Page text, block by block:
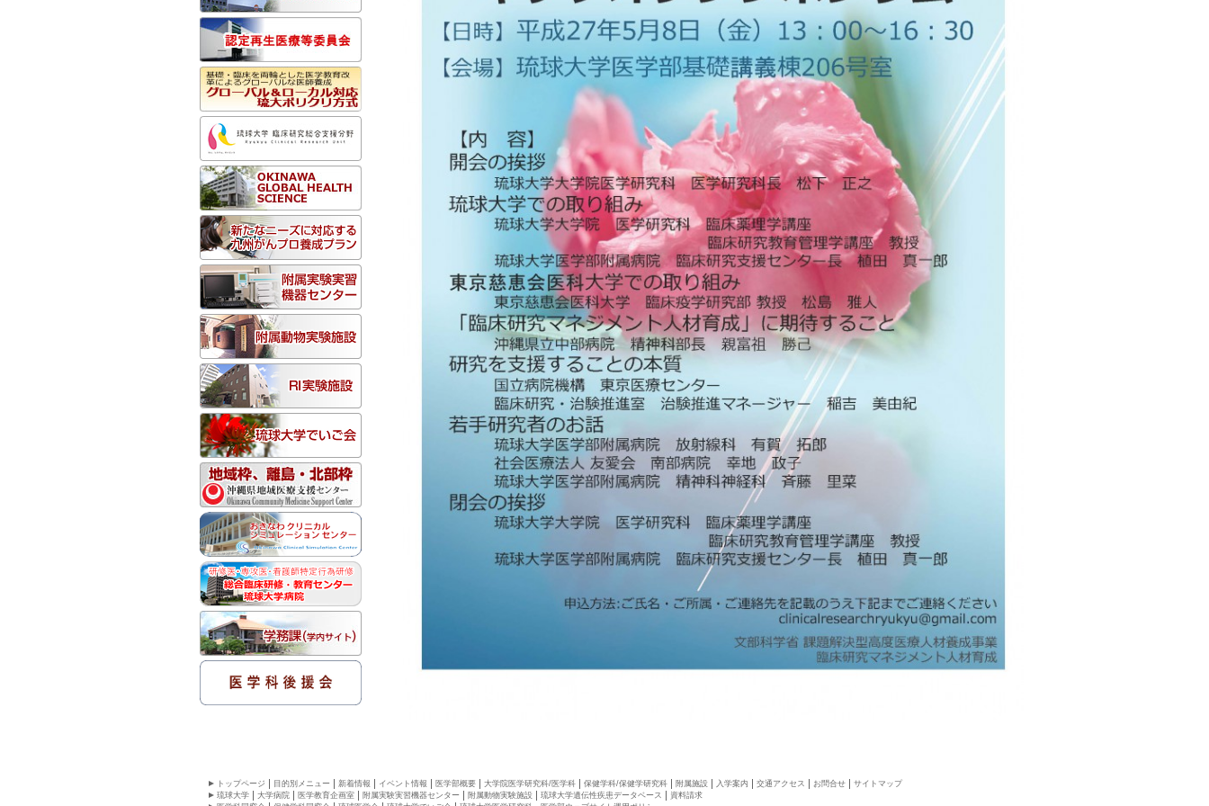
トップページ 目的別メニュー 新着情報 イベント情報 医学部概要 大学院医学研究科/医学科 保健学科/保健学研究科 附属施設 入学案内 交通アクセス お問合せ
サイトマップ
琉球大学
大学病院 医学教育企画室 附属実験実習機器センター 附属動物実験施設 琉球大学遺伝性疾患データベース
資料請求